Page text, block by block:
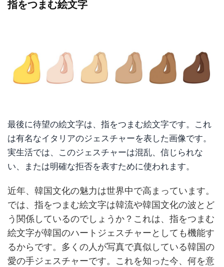
指をつまむ絵文字
最後に待望の絵文字は、指をつまむ絵文字です。これ
は有名なイタリアのジェスチャーを表した画像です。
実生活では、このジェスチャーは混乱、信じられな
い、または明確な拒否を表すために使われます。
近年、韓国文化の魅力は世界中で高まっています。
では、指をつまむ絵文字は韓流や韓国文化の波とど
う関係しているのでしょうか？これは、指をつまむ
絵文字が韓国のハートジェスチャーとしても機能す
るからです。多くの人が写真で真似している韓国の
愛の手ジェスチャーです。これを知った今、何を意